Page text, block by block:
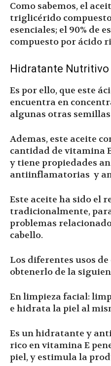
Como sabemos, el
triglicérido
esenciales; el 90% de
compuesto por ácido
Hidratante Nutritivo
Es por ello, que este
encuentra en
algunas otras
Ademas, este aceite
cantidad de vitamina
y tiene propiedades
antiinflamatorias y
Este aceite ha sido el
tradicionalmente,
problemas
cabello.
Los diferentes usos
obtenerlo de la
En limpieza facial:
e hidrata la piel al
Es un hidratante y
rico en vitamina E
piel, y estimula la